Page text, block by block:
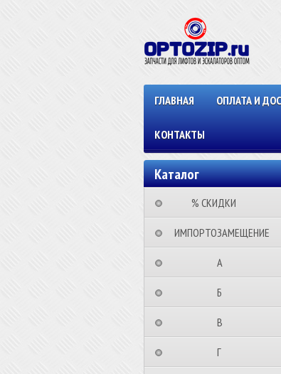
ГЛАВНАЯ ОПЛАТА И
КОНТАКТЫ
Каталог
⠀⠀⠀% СКИДКИ⠀⠀⠀⠀
⠀ИМПОРТОЗАМЕЩЕНИЕ
⠀⠀⠀⠀⠀⠀А⠀⠀⠀⠀⠀⠀⠀
⠀⠀⠀⠀⠀⠀Б⠀⠀⠀⠀⠀⠀⠀
⠀⠀⠀⠀⠀⠀В⠀⠀⠀⠀⠀⠀⠀
⠀⠀⠀⠀⠀⠀Г⠀⠀⠀⠀⠀⠀⠀